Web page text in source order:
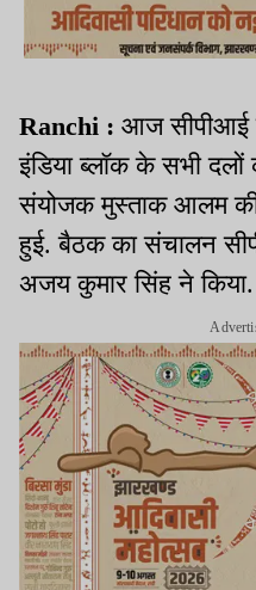
Ranchi : आज सीपीआई
इंडिया ब्लॉक के सभी
संयोजक मुस्ताक आलम की
हुई. बैठक का संचालन
अजय कुमार सिंह ने किया.